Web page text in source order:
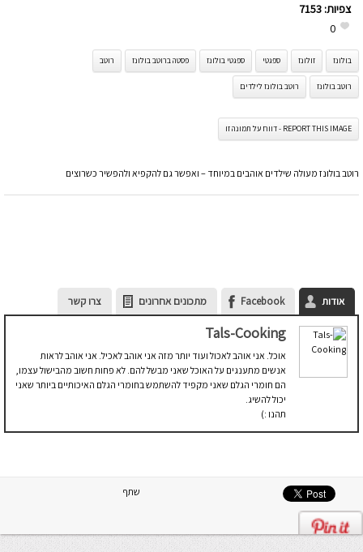
צפיות: 7153
0
בולונז זולונז ספגטי ספגטי בולונז פסטה ברוטב בולונז רוטב
רוטב בולונז רוטב בולונז לילדים
REPORT THIS IMAGE - דווח על תמונה זו
רוטב בולונז מעולה שילדים אוהבים במיוחד – ואפשר גם להקפיא ולהפשיר כשרוצים
אודות Facebook מתכונים אחרונים צרו קשר
Tals-Cooking
אוכל. אני אוהב לאכול ועוד יותר מזה אני אוהב לאכיל. אני אוהב לראות
אנשים מתענגים על האוכל שאני מבשל להם. לא פחות חשוב מהבישול עצמו,
הם חומרי הגלם שאני מקפיד להשתמש בחומרי הגלם האיכותיים ביותר שאני
יכול להשיג.
תהנו :)
שתף